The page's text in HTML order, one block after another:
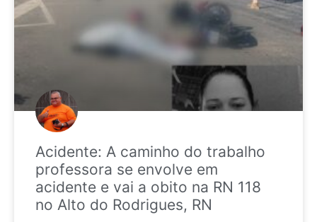
Acidente: A caminho do trabalho
professora se envolve em
acidente e vai a obito na RN 118
no Alto do Rodrigues, RN